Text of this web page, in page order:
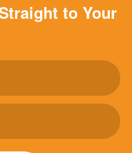
to Your